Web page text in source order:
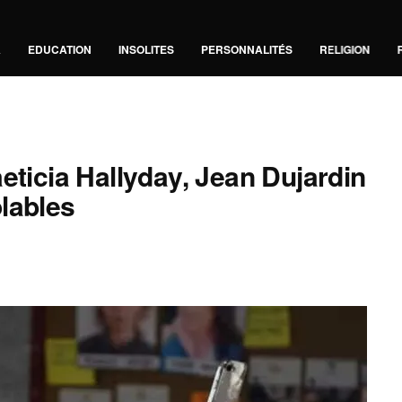
EDUCATION INSOLITES PERSONNALITÉS RELIGION
Hallyday, Jean Dujardin